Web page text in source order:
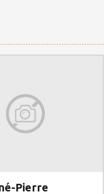
Pierre